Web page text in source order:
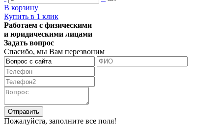
В корзину
Купить в 1 клик
Работаем с физическими
и юридическими лицами
Задать вопрос
Спасибо, мы Вам перезвоним
Пожалуйста, заполните все поля!